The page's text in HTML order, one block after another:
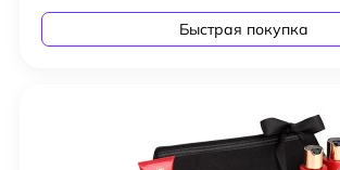
Быстрая покупка